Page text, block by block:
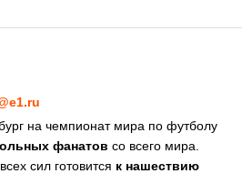
на чемпионат мира по футболу
фанатов со всего мира.
сил готовится к нашествию